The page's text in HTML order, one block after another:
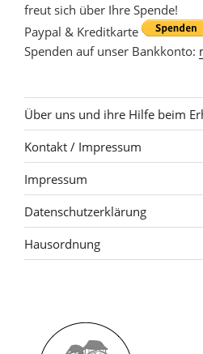
freut sich über Ihre Spende!
Paypal & Kreditkarte
Spenden auf unser Bankkonto:
Über uns und ihre Hilfe beim
Kontakt / Impressum
Impressum
Datenschutzerklärung
Hausordnung